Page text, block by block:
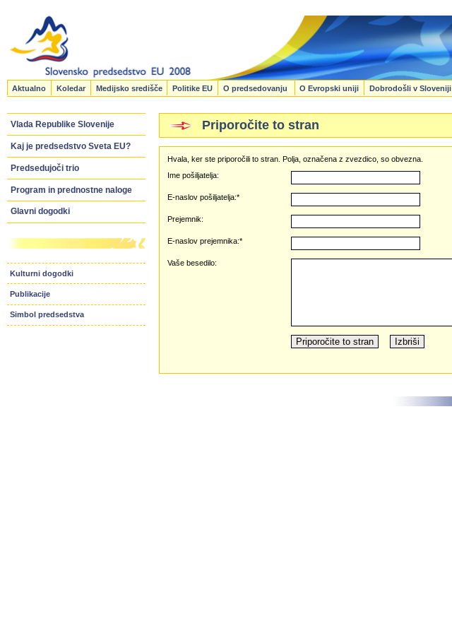
Aktualno Koledar Medijsko središče Politike EU O predsedovanju O Evropski uniji Dobrodošli v Sloveniji
Vlada Republike Slovenije
Kaj je predsedstvo Sveta EU?
Predsedujoči trio
Program in prednostne naloge
Glavni dogodki
Kulturni dogodki
Publikacije
Simbol predsedstva
Priporočite to stran
Hvala, ker ste priporočili to stran. Polja, označena z zvezdico, so obvezna.
Ime pošiljatelja:
E-naslov pošiljatelja:*
Prejemnik:
E-naslov prejemnika:*
Vaše besedilo: